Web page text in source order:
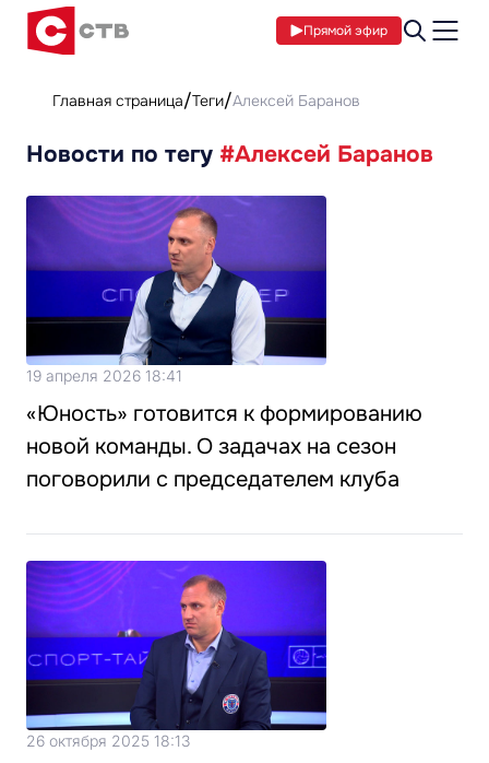
Прямой эфир
Главная страница Теги Алексей Баранов
Новости по тегу #Алексей Баранов
19 апреля 2026 18:41
«Юность» готовится к формированию
новой команды. О задачах на сезон
поговорили с председателем клуба
26 октября 2025 18:13